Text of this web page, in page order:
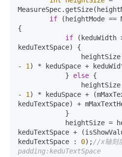
if (heightMode ==
{
if (keduWidth
keduTextSpace) {
- 1 ) * keduSpace +
            }
else {
- 1 ) * keduSpace +
keduTextSpace) +
keduTextSpace +
keduTextSpace : 0); //x轴刻
padding:keduTextSpace